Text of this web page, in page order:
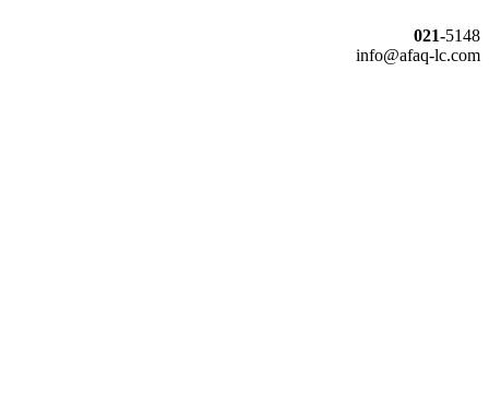
021-5148
info@afaq-lc.com